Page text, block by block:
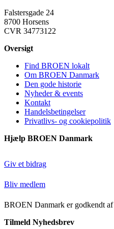
Falstersgade 24
8700 Horsens
CVR 34773122
Oversigt
Find BROEN lokalt
Om BROEN Danmark
Den gode historie
Nyheder & events
Kontakt
Handelsbetingelser
Privatlivs- og cookiepolitik
Hjælp BROEN Danmark
Giv et bidrag
Bliv medlem
BROEN Danmark er godkendt af
Tilmeld Nyhedsbrev